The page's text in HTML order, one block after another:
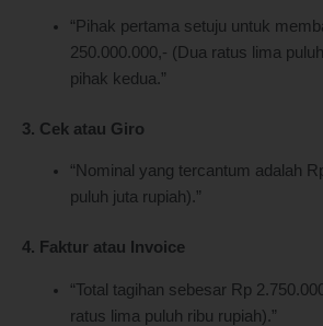
“Pihak pertama setuju untuk
250.000.000,- (Dua ratus lima
pihak kedua.”
3. Cek atau Giro
“Nominal yang tercantum adalah
puluh juta rupiah).”
4. Faktur atau Invoice
“Total tagihan sebesar Rp
ratus lima puluh ribu rupiah).”